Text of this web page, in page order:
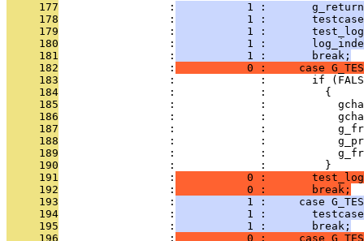
     177
                 :
1 :
     178
                 :
1 :
     179
                 :
1 :
     180
                 :
1 :
     181
                 :
           1 :       break;
     182
                 :
0 :     case
     183
:             :       if
     184
                 :             :         {
     185
:             :
     186
:             :
     187
:             :
     188
:             :
     189
:             :
     190
                 :             :         }
     191
                 :
0 :
     192
                 :
           0 :       break;
     193
                 :
1 :     case
     194
                 :
1 :
     195
                 :
           1 :       break;
     196
                 :
0 :     case